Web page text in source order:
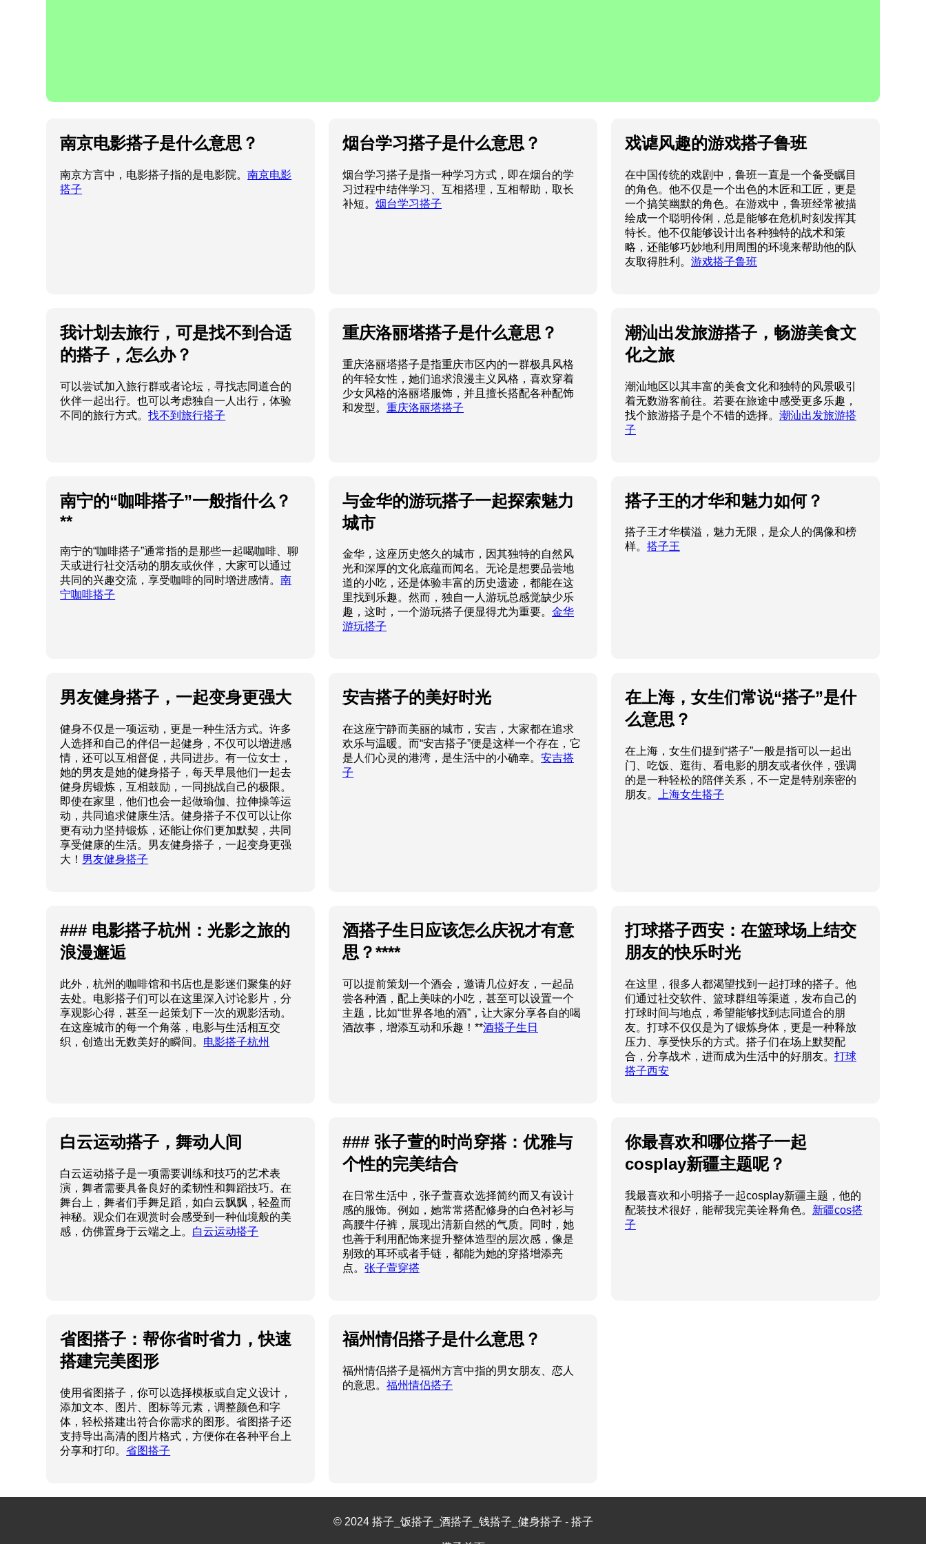
南京电影搭子是什么意思？
南京方言中，电影搭子指的是电影院。南京电影
搭子
烟台学习搭子是什么意思？
烟台学习搭子是指一种学习方式，即在烟台的学
习过程中结伴学习、互相搭理，互相帮助，取长
补短。烟台学习搭子
戏谑风趣的游戏搭子鲁班
在中国传统的戏剧中，鲁班一直是一个备受瞩目
的角色。他不仅是一个出色的木匠和工匠，更是
一个搞笑幽默的角色。在游戏中，鲁班经常被描
绘成一个聪明伶俐，总是能够在危机时刻发挥其
特长。他不仅能够设计出各种独特的战术和策
略，还能够巧妙地利用周围的环境来帮助他的队
友取得胜利。 游戏搭子鲁班
我计划去旅行，可是找不到合适
的搭子，怎么办？
可以尝试加入旅行群或者论坛，寻找志同道合的
伙伴一起出行。也可以考虑独自一人出行，体验
不同的旅行方式。找不到旅行搭子
重庆洛丽塔搭子是什么意思？
重庆洛丽塔搭子是指重庆市区内的一群极具风格
的年轻女性，她们追求浪漫主义风格，喜欢穿着
少女风格的洛丽塔服饰，并且擅长搭配各种配饰
和发型。重庆洛丽塔搭子
潮汕出发旅游搭子，畅游美食文
化之旅
潮汕地区以其丰富的美食文化和独特的风景吸引
着无数游客前往。若要在旅途中感受更多乐趣，
找个旅游搭子是个不错的选择。 潮汕出发旅游搭
子
南宁的“咖啡搭子”一般指什么？
**
南宁的“咖啡搭子”通常指的是那些一起喝咖啡、聊
天或进行社交活动的朋友或伙伴，大家可以通过
共同的兴趣交流，享受咖啡的同时增进感情。南
宁咖啡搭子
与金华的游玩搭子一起探索魅力
城市
金华，这座历史悠久的城市，因其独特的自然风
光和深厚的文化底蕴而闻名。无论是想要品尝地
道的小吃，还是体验丰富的历史遗迹，都能在这
里找到乐趣。然而，独自一人游玩总感觉缺少乐
趣，这时，一个游玩搭子便显得尤为重要。金华
游玩搭子
搭子王的才华和魅力如何？
搭子王才华横溢，魅力无限，是众人的偶像和榜
样。 搭子王
男友健身搭子，一起变身更强大
健身不仅是一项运动，更是一种生活方式。许多
人选择和自己的伴侣一起健身，不仅可以增进感
情，还可以互相督促，共同进步。有一位女士，
她的男友是她的健身搭子，每天早晨他们一起去
健身房锻炼，互相鼓励，一同挑战自己的极限。
即使在家里，他们也会一起做瑜伽、拉伸操等运
动，共同追求健康生活。健身搭子不仅可以让你
更有动力坚持锻炼，还能让你们更加默契，共同
享受健康的生活。男友健身搭子，一起变身更强
大！ 男友健身搭子
安吉搭子的美好时光
在这座宁静而美丽的城市，安吉，大家都在追求
欢乐与温暖。而“安吉搭子”便是这样一个存在，它
是人们心灵的港湾，是生活中的小确幸。安吉搭
子
在上海，女生们常说“搭子”是什
么意思？
在上海，女生们提到“搭子”一般是指可以一起出
门、吃饭、逛街、看电影的朋友或者伙伴，强调
的是一种轻松的陪伴关系，不一定是特别亲密的
朋友。
上海女生搭子
### 电影搭子杭州：光影之旅的
浪漫邂逅
此外，杭州的咖啡馆和书店也是影迷们聚集的好
去处。电影搭子们可以在这里深入讨论影片，分
享观影心得，甚至一起策划下一次的观影活动。
在这座城市的每一个角落，电影与生活相互交
织，创造出无数美好的瞬间。 电影搭子杭州
酒搭子生日应该怎么庆祝才有意
思？****
可以提前策划一个酒会，邀请几位好友，一起品
尝各种酒，配上美味的小吃，甚至可以设置一个
主题，比如“世界各地的酒”，让大家分享各自的喝
酒故事，增添互动和乐趣！**酒搭子生日
打球搭子西安：在篮球场上结交
朋友的快乐时光
在这里，很多人都渴望找到一起打球的搭子。他
们通过社交软件、篮球群组等渠道，发布自己的
打球时间与地点，希望能够找到志同道合的朋
友。打球不仅仅是为了锻炼身体，更是一种释放
压力、享受快乐的方式。搭子们在场上默契配
合，分享战术，进而成为生活中的好朋友。 打球
搭子西安
白云运动搭子，舞动人间
白云运动搭子是一项需要训练和技巧的艺术表
演，舞者需要具备良好的柔韧性和舞蹈技巧。在
舞台上，舞者们手舞足蹈，如白云飘飘，轻盈而
神秘。观众们在观赏时会感受到一种仙境般的美
感，仿佛置身于云端之上。 白云运动搭子
### 张子萱的时尚穿搭：优雅与
个性的完美结合
在日常生活中，张子萱喜欢选择简约而又有设计
感的服饰。例如，她常常搭配修身的白色衬衫与
高腰牛仔裤，展现出清新自然的气质。同时，她
也善于利用配饰来提升整体造型的层次感，像是
别致的耳环或者手链，都能为她的穿搭增添亮
点。张子萱穿搭
你最喜欢和哪位搭子一起
cosplay新疆主题呢？
我最喜欢和小明搭子一起cosplay新疆主题，他的
配装技术很好，能帮我完美诠释角色。 新疆cos搭
子
省图搭子：帮你省时省力，快速
搭建完美图形
使用省图搭子，你可以选择模板或自定义设计，
添加文本、图片、图标等元素，调整颜色和字
体，轻松搭建出符合你需求的图形。省图搭子还
支持导出高清的图片格式，方便你在各种平台上
分享和打印。省图搭子
福州情侣搭子是什么意思？
福州情侣搭子是福州方言中指的男女朋友、恋人
的意思。福州情侣搭子
© 2024 搭子_饭搭子_酒搭子_钱搭子_健身搭子 - 搭子